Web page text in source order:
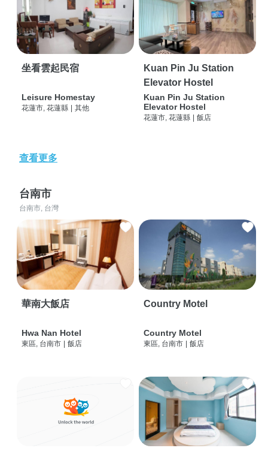
坐看雲起民宿
Leisure Homestay
花蓮市, 花蓮縣 其他
Kuan Pin Ju Station
Elevator Hostel
Kuan Pin Ju Station
Elevator Hostel
花蓮市, 花蓮縣 飯店
查看更多
台南市
台南市, 台灣
華南大飯店
Hwa Nan Hotel
東區, 台南市 | 飯店
Country Motel
Country Motel
東區, 台南市 | 飯店